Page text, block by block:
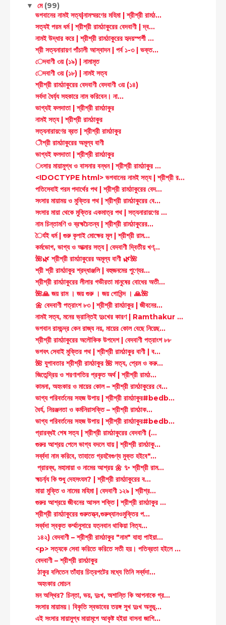
▼ মে (99)
ভগবানের নামই সত্য|নামস্মরণের মহিমা | শ্রীশ্রী রামঠ...
সত্যই পরম ধর্ম | শ্রীশ্রী রামঠাকুরের বেদবাণী | দ্ব...
নামই উদ্ধার করে | শ্রীশ্রী রামঠাকুরের হৃদয়স্পর্শী ...
শ্রী সত্যনারায়ণ পাঁচালী আস্বাদন | পর্ব ১-৩ | ভক্ত...
েদবাণী ৩য় (১৯) | নামামৃত
েদবাণী ৩য় (১৮) | নামই সত্য
শ্রীশ্রী রামঠাকুরের বেদবাণী বেদবাণী ৩য় (১৪)
সর্বদা ধৈর্য্য সহকারে নাম করিবেন। না...
ভাগ্যই ফলদাতা | শ্রীশ্রী রামঠাকুর
নামই সত্য | শ্রীশ্রী রামঠাকুর
সত্যনারায়ণের ব্রত | শ্রীশ্রী রামঠাকুর
ীশ্রী রামঠাকুরের অমূল্য বাণী
ভাগ্যই ফলদাতা | শ্রীশ্রী রামঠাকুর
ংসার মায়ামুগ্ধ ও বাসনার বন্ধন | শ্রীশ্রী রামঠাকুর ...
<!DOCTYPE html> ভগবানের নামই সত্য | শ্রীশ্রী র...
পতিসেবাই পরম পদার্থের পথ | শ্রীশ্রী রামঠাকুরের বেদ...
সংসার মায়াময় ও মুক্তির পথ | শ্রীশ্রী রামঠাকুরের বে...
সংসার মায়া থেকে মুক্তির একমাত্র পথ | সত্যনারায়ণের ...
নাম চিন্তামণি ও ব্রহ্মচৈতন্য | শ্রীশ্রী রামঠাকুরের...
ৈর্যই ধর্ম | গুরু কৃপাই মোক্ষের মূল | শ্রীশ্রী রাম...
কর্মভোগ, ভাগ্য ও আত্মার সত্য | বেদবাণী দ্বিতীয় খণ্...
🌺🌿 শ্রীশ্রী রামঠাকুরের অমূল্য বাণী 🌿🌺
শ্রী শ্রী রামঠাকুর শ্রদ্ধাঞ্জলি | বহুজনমের পুণ্যের...
শ্রীশ্রী রামঠাকুরের লীলার গভীরতা মানুষের বোধের অতী...
🌺🙏 জয় রাম । জয় গুরু । জয় গোবিন্দ । 🙏🌺
🌼 বেদবাণী পত্রাংশ ৮৩ | শ্রীশ্রী রামঠাকুর | জীবনের...
নামই সত্য, মনের ভ্রান্তিই দুঃখের কারণ | Ramthakur ...
ভগবান রামচন্দ্র কেন রাজ্য নয়, মায়ের কোল বেছে নিয়েছ...
শ্রীশ্রী রামঠাকুরের অলৌকিক উপদেশ | বেদবাণী পত্রাংশ ৮৮
ভগবৎ সেবাই মুক্তির পথ | শ্রীশ্রী রামঠাকুর বাণী | ব...
🌺 যুগাবতার শ্রীশ্রী রামঠাকুর 🌺 সত্য, প্রেম ও করু...
জিতেন্দ্রিয় ও শরণাগতির প্রকৃত অর্থ | শ্রীশ্রী রামঠ...
কামনা, অহংকার ও মায়ের কোল – শ্রীশ্রী রামঠাকুরের বে...
ভাগ্য পরিবর্তনের সহজ উপায় | শ্রীশ্রী রামঠাকুর#bedb...
ধৈর্য, নিরঞ্জনতা ও কর্মনিরাসক্তি – শ্রীশ্রী রামঠাক...
ভাগ্য পরিবর্তনের সহজ উপায় | শ্রীশ্রী রামঠাকুর#bedb...
প্রারব্ধই শেষ সত্য | শ্রীশ্রী রামঠাকুরের বেদবাণী (...
গুরুর আশ্রয় পেলে ভাগ্য বদলে যায় | শ্রীশ্রী রামঠাকু...
সর্ব্বদা নাম করিবে, তাহাতে গ্রহবৈগুণ্য মুক্ত হইবে"...
প্রারব্ধ, মহামায়া ও নামের আশ্রয় 🌼 ✨ শ্রীশ্রী রাম...
হ্মচর্য্য কি শুধু দেহসংযম? | শ্রীশ্রী রামঠাকুরের ব...
মায়া মুক্তি ও নামের মহিমা | বেদবাণী ১২৯ | শ্রীশ্র...
গুরুর আশ্রয়ে জীবনের আসল শক্তি | শ্রীশ্রী রামঠাকুর ...
শ্রীশ্রী রামঠাকুরের গুরুতত্ত্ব,গুরুধ্যানওমুক্তির প...
সর্ব্বদা স্বকৃত কর্ম্মানুসারে যত্নবান থাকিয়া নিত্য...
১৪২) বেদবাণী – শ্রীশ্রী রামঠাকুর "নাম" যাহা পাইয়া...
<p> সত্যকে সেবা করিতে করিতে সতী হয়। পতিব্রতা হইলে ...
বেদবাণী – শ্রীশ্রী রামঠাকুর
ঠাকুর বলিতেন তাঁহার চিত্রপটের মধ্যে তিনি সর্ব্বদা...
অহংকার মোচন
মন অস্থির? চিন্তা, ভয়, দুঃখ, অশান্তি কি আপনাকে গ্র...
সংসার মায়াময়। বিকৃতি স্বভাবের তরঙ্গ সুখ দুঃখ অনুভূ...
এই সংসার মায়ামুগ্ধ মায়ামৃগে আকৃষ্ট হইয়া বাসনা জাগি...